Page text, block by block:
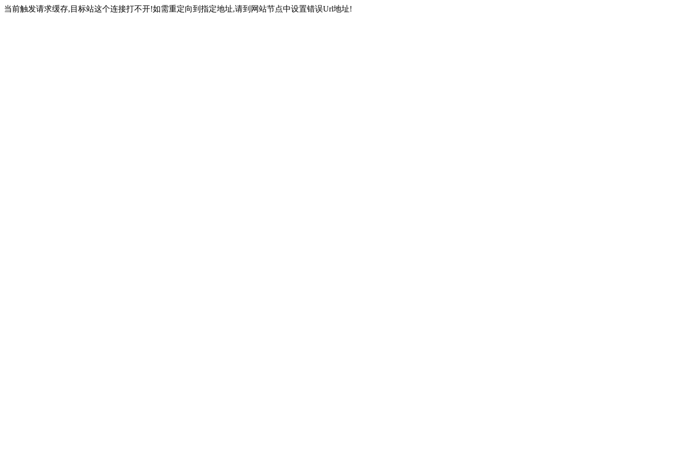
当前触发请求缓存,目标站这个连接打不开!如需重定向到指定地址,请到网站节点中设置错误Url地址!